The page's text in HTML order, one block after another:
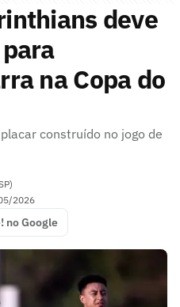
deve
na Copa do
construído no jogo de
2026
no Google